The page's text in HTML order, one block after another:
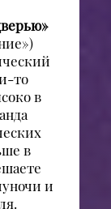
то
в
в
и